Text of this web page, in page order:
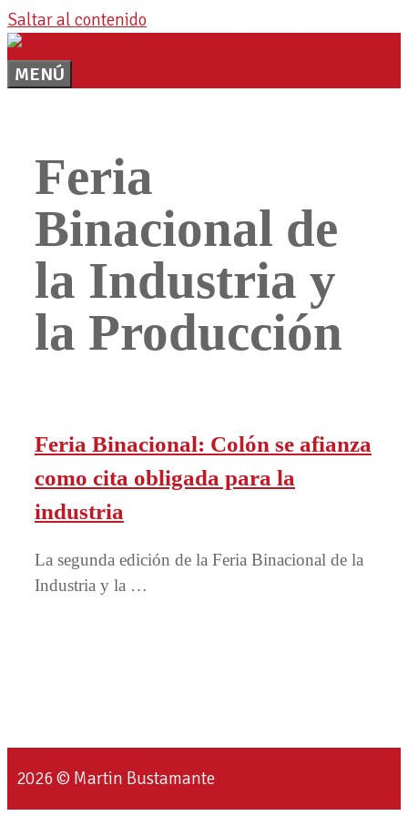
Saltar al contenido
MENÚ
Feria
Binacional de
la Industria y
la Producción
Feria Binacional: Colón se afianza
como cita obligada para la
industria
La segunda edición de la Feria Binacional de la
Industria y la …
2026 © Martin Bustamante